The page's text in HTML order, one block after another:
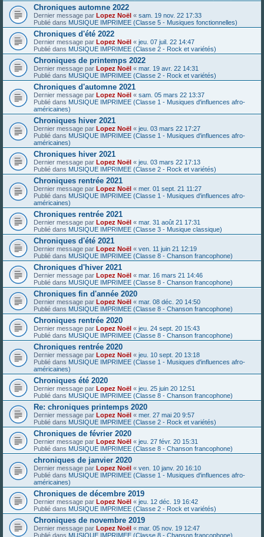
Chroniques automne 2022
Dernier message par Lopez Noël « sam. 19 nov. 22 17:33
Publié dans MUSIQUE IMPRIMEE (Classe 5 - Musiques fonctionnelles)
Chroniques d'été 2022
Dernier message par Lopez Noël « jeu. 07 juil. 22 14:47
Publié dans MUSIQUE IMPRIMEE (Classe 2 - Rock et variétés)
Chroniques de printemps 2022
Dernier message par Lopez Noël « mar. 19 avr. 22 14:31
Publié dans MUSIQUE IMPRIMEE (Classe 2 - Rock et variétés)
Chroniques d'automne 2021
Dernier message par Lopez Noël « sam. 05 mars 22 13:37
Publié dans MUSIQUE IMPRIMEE (Classe 1 - Musiques d'influences afro-
américaines)
Chroniques hiver 2021
Dernier message par Lopez Noël « jeu. 03 mars 22 17:27
Publié dans MUSIQUE IMPRIMEE (Classe 1 - Musiques d'influences afro-
américaines)
Chroniques hiver 2021
Dernier message par Lopez Noël « jeu. 03 mars 22 17:13
Publié dans MUSIQUE IMPRIMEE (Classe 2 - Rock et variétés)
Chroniques rentrée 2021
Dernier message par Lopez Noël « mer. 01 sept. 21 11:27
Publié dans MUSIQUE IMPRIMEE (Classe 1 - Musiques d'influences afro-
américaines)
Chroniques rentrée 2021
Dernier message par Lopez Noël « mar. 31 août 21 17:31
Publié dans MUSIQUE IMPRIMEE (Classe 3 - Musique classique)
Chroniques d'été 2021
Dernier message par Lopez Noël « ven. 11 juin 21 12:19
Publié dans MUSIQUE IMPRIMEE (Classe 8 - Chanson francophone)
Chroniques d'hiver 2021
Dernier message par Lopez Noël « mar. 16 mars 21 14:46
Publié dans MUSIQUE IMPRIMEE (Classe 8 - Chanson francophone)
Chroniques fin d'année 2020
Dernier message par Lopez Noël « mar. 08 déc. 20 14:50
Publié dans MUSIQUE IMPRIMEE (Classe 8 - Chanson francophone)
Chroniques rentrée 2020
Dernier message par Lopez Noël « jeu. 24 sept. 20 15:43
Publié dans MUSIQUE IMPRIMEE (Classe 8 - Chanson francophone)
Chroniques rentrée 2020
Dernier message par Lopez Noël « jeu. 10 sept. 20 13:18
Publié dans MUSIQUE IMPRIMEE (Classe 1 - Musiques d'influences afro-
américaines)
Chroniques été 2020
Dernier message par Lopez Noël « jeu. 25 juin 20 12:51
Publié dans MUSIQUE IMPRIMEE (Classe 8 - Chanson francophone)
Re: chroniques printemps 2020
Dernier message par Lopez Noël « mer. 27 mai 20 9:57
Publié dans MUSIQUE IMPRIMEE (Classe 2 - Rock et variétés)
Chroniques de février 2020
Dernier message par Lopez Noël « jeu. 27 févr. 20 15:31
Publié dans MUSIQUE IMPRIMEE (Classe 8 - Chanson francophone)
chroniques de janvier 2020
Dernier message par Lopez Noël « ven. 10 janv. 20 16:10
Publié dans MUSIQUE IMPRIMEE (Classe 1 - Musiques d'influences afro-
américaines)
Chroniques de décembre 2019
Dernier message par Lopez Noël « jeu. 12 déc. 19 16:42
Publié dans MUSIQUE IMPRIMEE (Classe 2 - Rock et variétés)
Chroniques de novembre 2019
Dernier message par Lopez Noël « mar. 05 nov. 19 12:47
Publié dans MUSIQUE IMPRIMEE (Classe 8 - Chanson francophone)